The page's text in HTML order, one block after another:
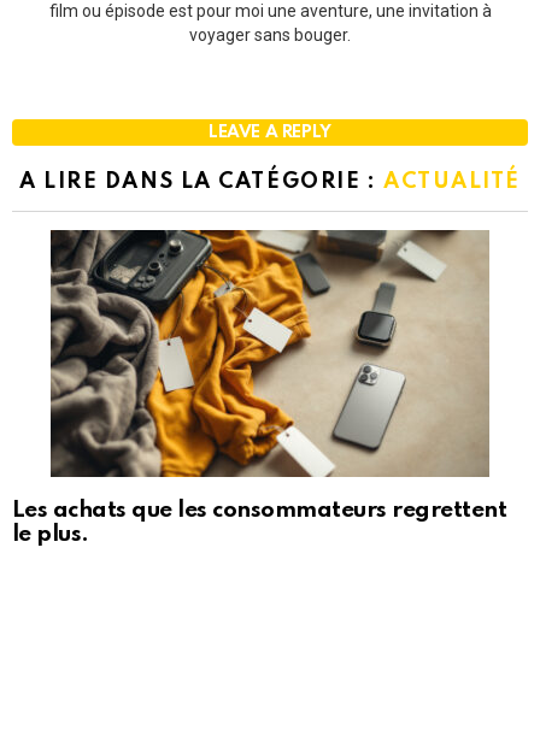
film ou épisode est pour moi une aventure, une invitation à
voyager sans bouger.
LEAVE A REPLY
A LIRE DANS LA CATÉGORIE : ACTUALITÉ
Les achats que les consommateurs regrettent
le plus.